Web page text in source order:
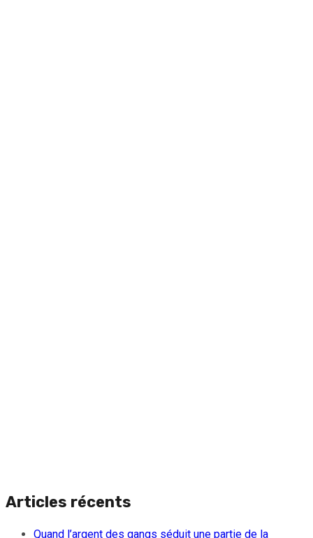
Articles récents
Quand l’argent des gangs séduit une partie de la